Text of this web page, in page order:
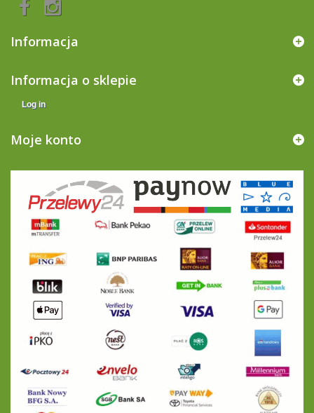
Informacja
Informacja o sklepie
Log in
Moje konto